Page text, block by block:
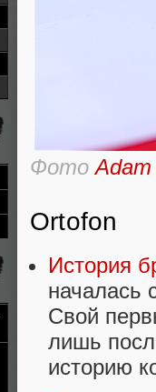
Фото
Ortofon
История
началась
Свой
лишь
историю